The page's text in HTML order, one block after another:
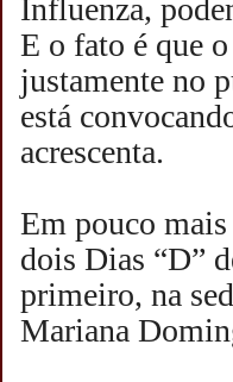
Influenza,
E o fato é que
justamente no
está
acrescenta.
Em pouco
dois Dias “D”
primeiro, na
Mariana